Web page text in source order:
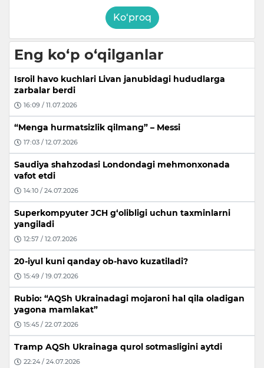
Ko‘proq
Eng ko‘p o‘qilganlar
Isroil havo kuchlari Livan janubidagi hududlarga
zarbalar berdi
16:09 / 11.07.2026
“Menga hurmatsizlik qilmang” – Messi
17:03 / 12.07.2026
Saudiya shahzodasi Londondagi mehmonxonada
vafot etdi
14:10 / 24.07.2026
Superkompyuter JCH g‘olibligi uchun taxminlarni
yangiladi
12:57 / 12.07.2026
20-iyul kuni qanday ob-havo kuzatiladi?
15:49 / 19.07.2026
Rubio: “AQSh Ukrainadagi mojaroni hal qila oladigan
yagona mamlakat”
15:45 / 22.07.2026
Tramp AQSh Ukrainaga qurol sotmasligini aytdi
22:24 / 24.07.2026